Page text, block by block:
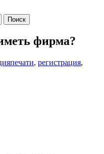
фирма?
печати, регистрация,